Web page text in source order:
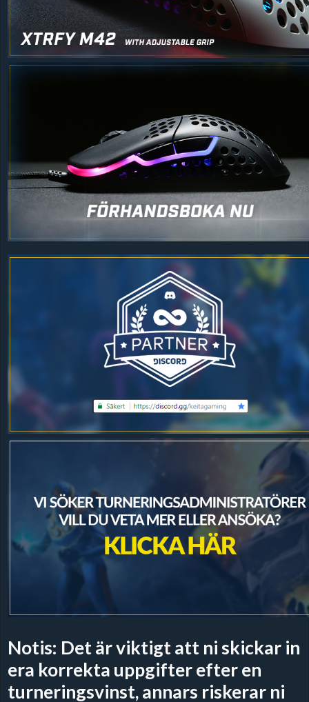
Notis: Det är viktigt att ni skickar in
era korrekta uppgifter efter en
turneringsvinst, annars riskerar ni